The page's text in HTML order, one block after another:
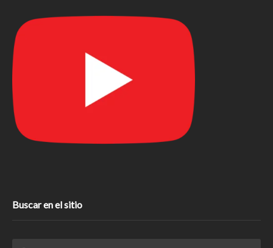
Buscar en el sitio